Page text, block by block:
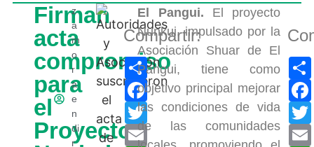
Firman
acta
compromiso
para
el
Proyecto
z
a
m
o
r
a
e
n
di
r
Compartir:
Compartir
Facebook
Twitter
Email
El Pangui. El proyecto
Nunkui, impulsado por la
Asociación Shuar de El
Pangui, tiene como
objetivo principal mejorar
las condiciones de vida
de las comunidades